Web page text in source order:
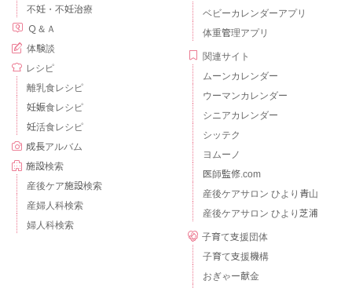
不妊・不妊治療
Ｑ＆Ａ
体験談
レシピ
離乳食レシピ
妊娠食レシピ
妊活食レシピ
成長アルバム
施設検索
産後ケア施設検索
産婦人科検索
婦人科検索
ベビーカレンダーアプリ
体重管理アプリ
関連サイト
ムーンカレンダー
ウーマンカレンダー
シニアカレンダー
シッテク
ヨムーノ
医師監修.com
産後ケアサロン ひより青山
産後ケアサロン ひより芝浦
子育て支援団体
子育て支援機構
おぎゃー献金